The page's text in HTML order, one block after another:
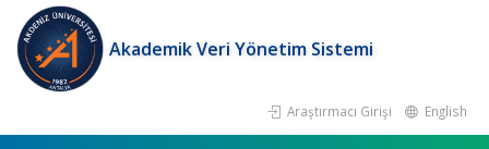
Akademik Veri Yönetim Sistemi
Araştırmacı Girişi English